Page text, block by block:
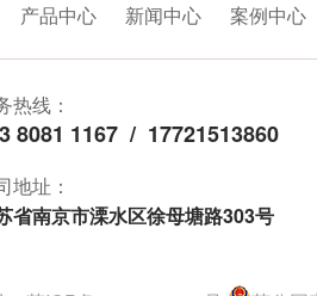
产品中心 新闻中心 案例中心
热线：
8081 1167 / 17721513860
地址：
省南京市溧水区徐母塘路303号